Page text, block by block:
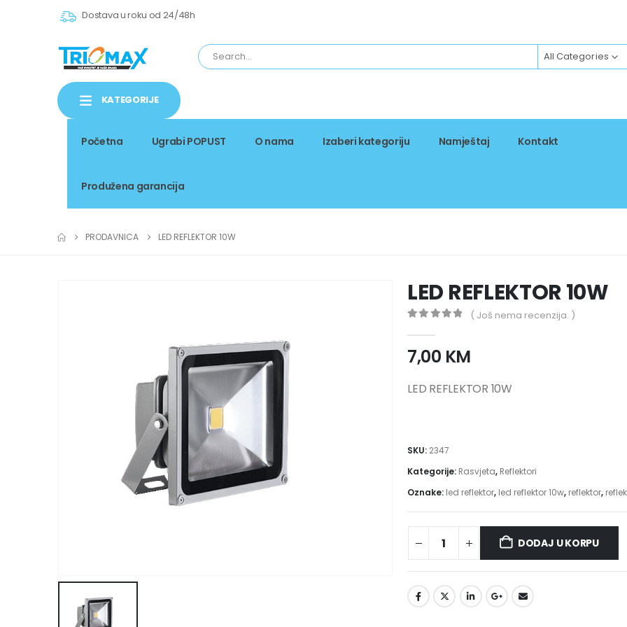
Dostava u roku od 24/48h
All Categories
KATEGORIJE
Početna Ugrabi POPUST O nama Izaberi kategoriju Namještaj Kontakt
Produžena garancija
PRODAVNICA LED REFLEKTOR 10W
LED REFLEKTOR 10W
( Još nema recenzija. )
7,00 KM
LED REFLEKTOR 10W
SKU: 2347
Kategorije: Rasvjeta, Reflektori
Oznake: led reflektor, led reflektor 10w, reflektor,
DODAJ U KORPU